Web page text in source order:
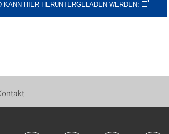
KANN HIER HERUNTERGELADEN WERDEN: